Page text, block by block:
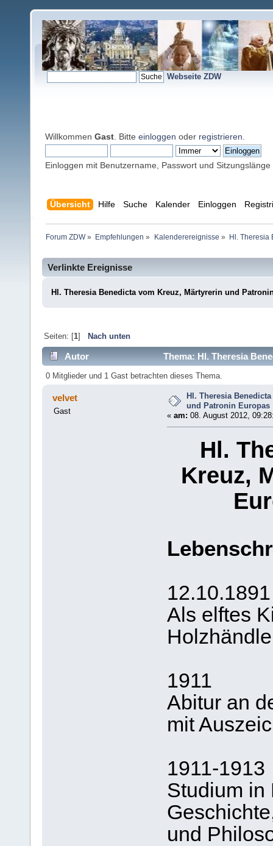
Webseite ZDW
Willkommen Gast . Bitte einloggen oder registrieren
Einloggen mit Benutzername, Passwort und Sitzungslänge
Übersicht Hilfe Suche Kalender Einloggen
Forum ZDW» Empfehlungen » Kalenderereignisse » Hl. Theresia
Verlinkte Ereignisse
Hl. Theresia Benedicta vom Kreuz, Märtyrerin und
Seiten: [1] Nach unten
Autor
Thema: Hl. Theresia
7126 mal)
0 Mitglieder und 1 Gast betrachten dieses Thema.
velvet
Gast
Hl. Theresia
und Patronin Europas
« am: 08. August 2012,
Hl.
Kreuz,
12.10.1891
Als elftes
1911
Abitur an
mit
1911-1913
Studium in
und